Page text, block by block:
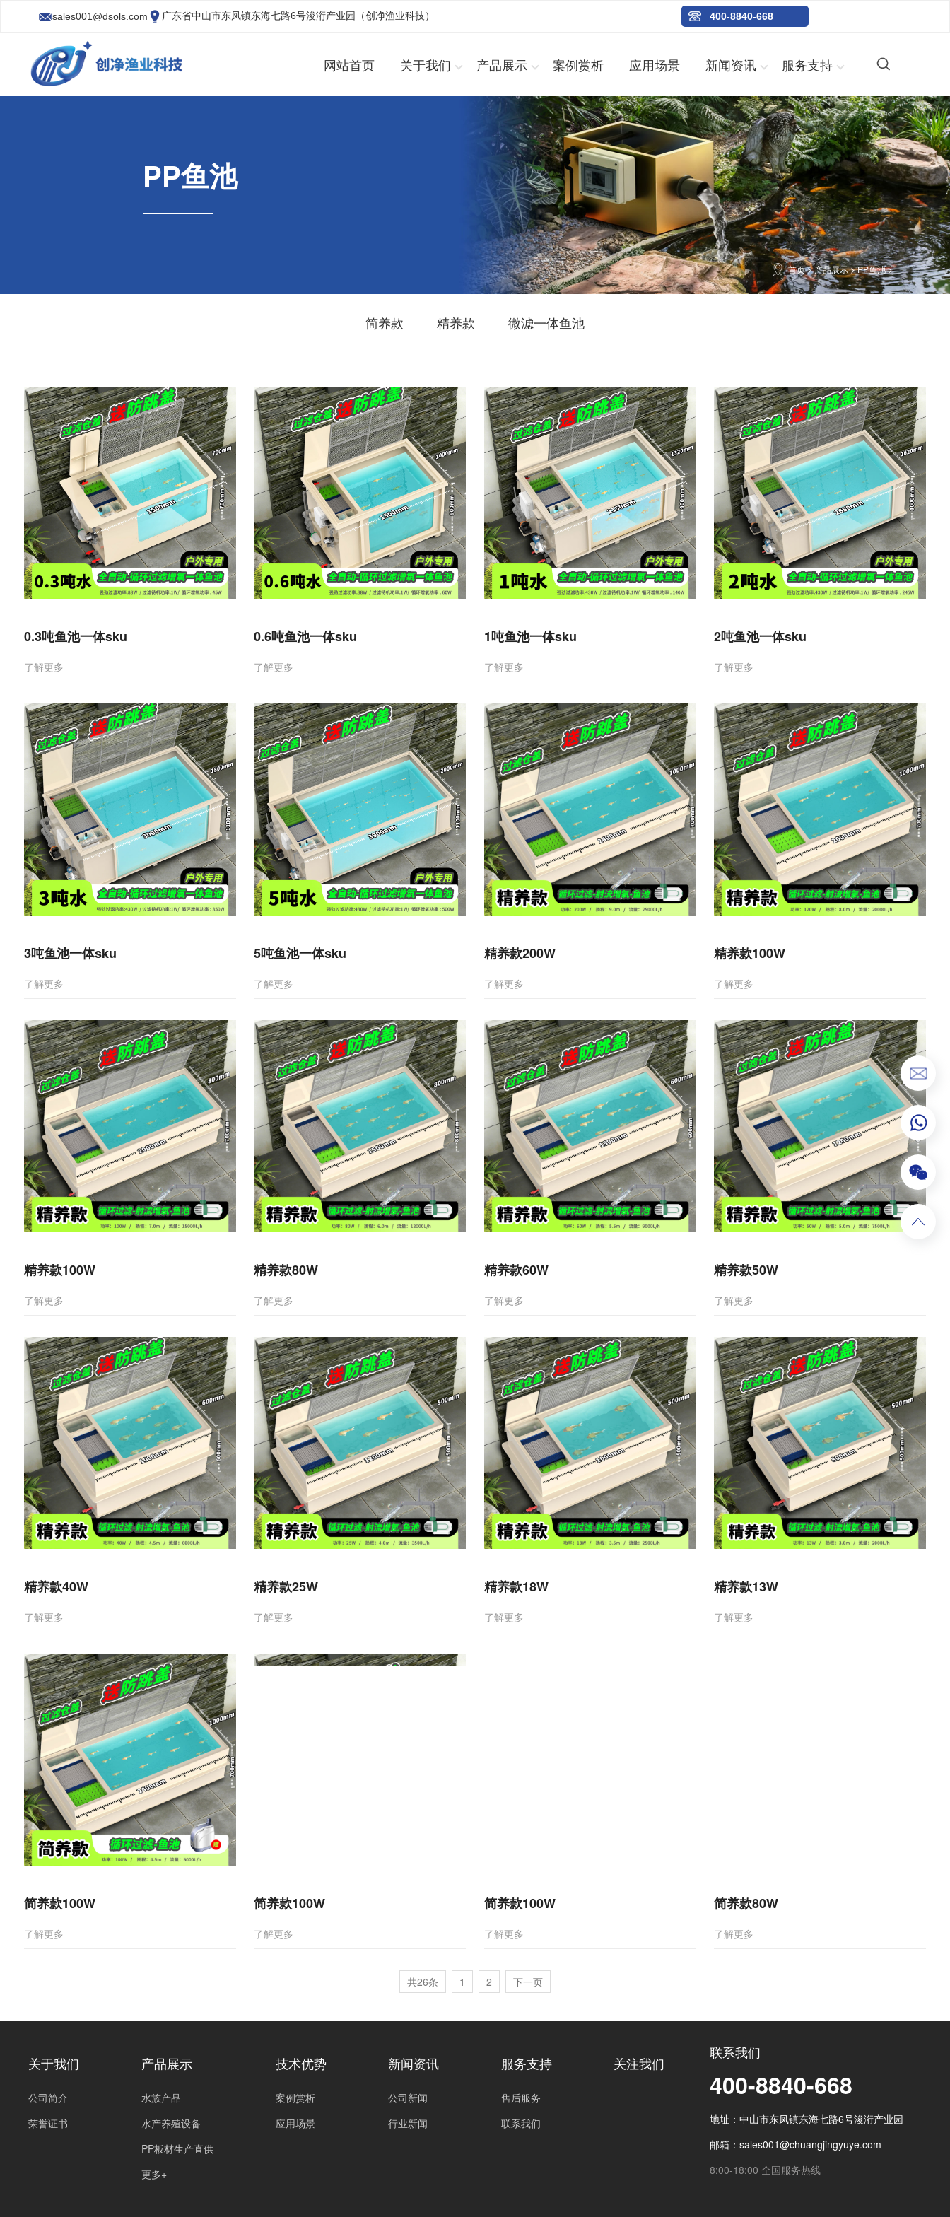
sales001@dsols.com 广东省中山市东凤镇东海七路6号浚洐产业园（创净渔业科技） 400-8840-668
网站首页 关于我们 产品展示 案例赏析 应用场景 新闻资讯 服务支持
PP鱼池
首页>产品展示>PP鱼池>
简养款 精养款 微滤一体鱼池
0.3吨鱼池一体sku
了解更多
0.6吨鱼池一体sku
了解更多
1吨鱼池一体sku
了解更多
2吨鱼池一体sku
了解更多
3吨鱼池一体sku
了解更多
5吨鱼池一体sku
了解更多
精养款200W
了解更多
精养款100W
了解更多
精养款100W
了解更多
精养款80W
了解更多
精养款60W
了解更多
精养款50W
了解更多
精养款40W
了解更多
精养款25W
了解更多
精养款18W
了解更多
精养款13W
了解更多
简养款100W
了解更多
简养款100W
了解更多
简养款100W
了解更多
简养款80W
了解更多
共26条 1 2 下一页
关于我们
公司简介
荣誉证书
产品展示
水族产品
水产养殖设备
PP板材生产直供
更多+
技术优势
案例赏析
应用场景
新闻资讯
公司新闻
行业新闻
服务支持
售后服务
联系我们
关注我们
联系我们
400-8840-668
地址：中山市东凤镇东海七路6号浚洐产业园
邮箱：sales001@chuangjingyuye.com
8:00-18:00 全国服务热线